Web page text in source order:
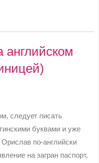
следует писать
буквами и уже
по-английски
на загран паспорт,